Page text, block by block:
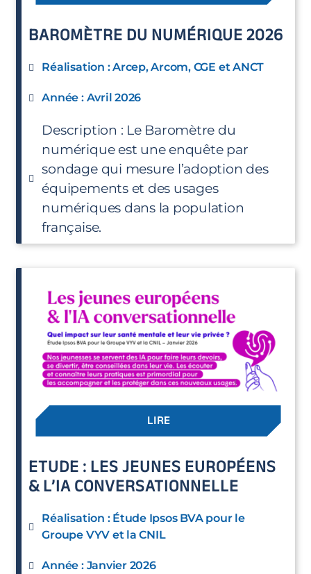
BAROMÈTRE DU NUMÉRIQUE 2026
Réalisation : Arcep, Arcom, CGE et ANCT
Année : Avril 2026
Description : Le Baromètre du
numérique est une enquête par
sondage qui mesure l’adoption des
équipements et des usages
numériques dans la population
française.
LIRE
ETUDE : LES JEUNES EUROPÉENS
& L’IA CONVERSATIONNELLE
Réalisation : Étude Ipsos BVA pour le
Groupe VYV et la CNIL
Année : Janvier 2026